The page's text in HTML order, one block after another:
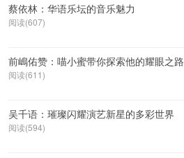
蔡依林：华语乐坛的音乐魅力
阅读(607)
前嶋佑赞：喵小蜜带你探索他的耀眼之路
阅读(611)
吴千语：璀璨闪耀演艺新星的多彩世界
阅读(594)